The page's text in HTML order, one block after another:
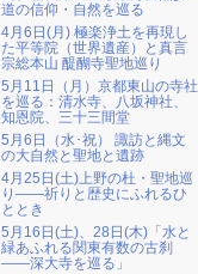
道の信仰・自然を巡る
4月6日(月) 極楽浄土を再現し
た平等院（世界遺産）と真言
宗総本山 醍醐寺聖地巡り
5月11日（月）京都東山の寺社
を巡る：清水寺、八坂神社、
知恩院、三十三間堂
5月6日（水･祝） 諏訪と縄文
の大自然と聖地と遺跡
4月25日(土)上野の杜・聖地巡
り――祈りと歴史にふれるひ
ととき
5月16日(土)、28日(木)「水と
緑あふれる関東有数の古刹
――深大寺を巡る」